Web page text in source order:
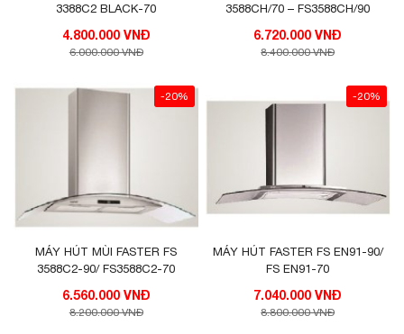
3388C2 BLACK-70
4.800.000 VNĐ
6.000.000 VNĐ
3588CH/70 – FS3588CH/90
6.720.000 VNĐ
8.400.000 VNĐ
-20%
MÁY HÚT MÙI FASTER FS
3588C2-90/ FS3588C2-70
6.560.000 VNĐ
8.200.000 VNĐ
-20%
MÁY HÚT FASTER FS EN91-90/
FS EN91-70
7.040.000 VNĐ
8.800.000 VNĐ